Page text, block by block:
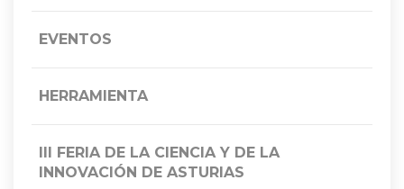
EVENTOS
HERRAMIENTA
III FERIA DE LA CIENCIA Y DE LA
INNOVACIÓN DE ASTURIAS